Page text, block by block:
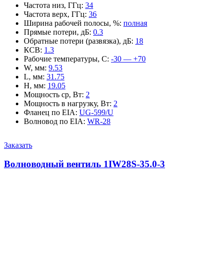
Частота низ, ГГц: 34
Частота верх, ГГц: 36
Ширина рабочей полосы, %: полная
Прямые потери, дБ: 0.3
Обратные потери (развязка), дБ: 18
КСВ: 1.3
Рабочие температуры, С: -30 — +70
W, мм: 9.53
L, мм: 31.75
H, мм: 19.05
Мощность ср, Вт: 2
Мощность в нагрузку, Вт: 2
Фланец по EIA: UG-599/U
Волновод по EIA: WR-28
Заказать
Волноводный вентиль 1IW28S-35.0-3